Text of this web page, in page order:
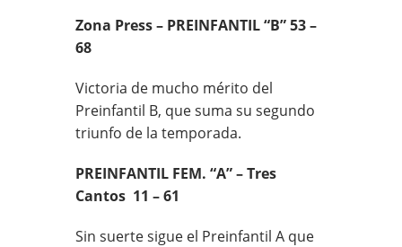
Zona Press – PREINFANTIL “B” 53 –
68
Victoria de mucho mérito del
Preinfantil B, que suma su segundo
triunfo de la temporada.
PREINFANTIL FEM. “A” – Tres
Cantos 11 – 61
Sin suerte sigue el Preinfantil A que